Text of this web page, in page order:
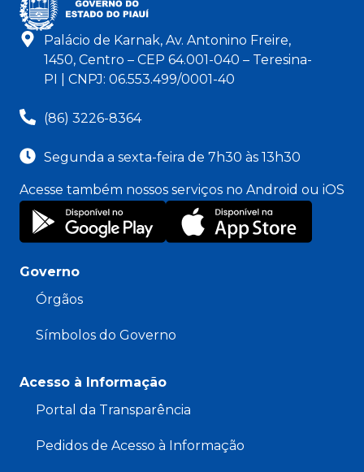
Palácio de Karnak, Av. Antonino Freire,
1450, Centro – CEP 64.001-040 – Teresina-
PI | CNPJ: 06.553.499/0001-40
(86) 3226-8364
Segunda a sexta-feira de 7h30 às 13h30
Acesse também nossos serviços no Android ou iOS
Governo
Órgãos
Símbolos do Governo
Acesso à Informação
Portal da Transparência
Pedidos de Acesso à Informação